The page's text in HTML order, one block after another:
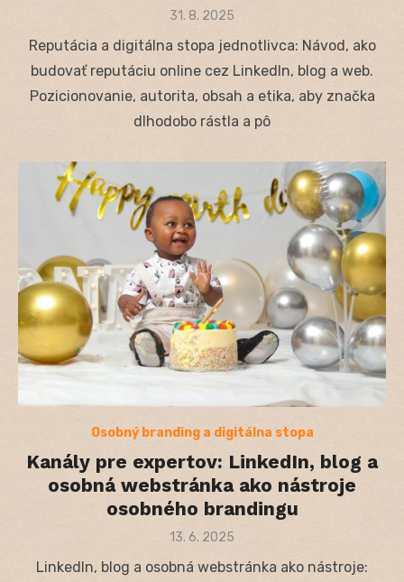
Posted
31. 8. 2025
Reputácia a digitálna stopa jednotlivca: Návod, ako
budovať reputáciu online cez LinkedIn, blog a web.
Pozicionovanie, autorita, obsah a etika, aby značka
dlhodobo rástla a pô
Osobný branding a digitálna stopa
Kanály pre expertov: LinkedIn, blog a
osobná webstránka ako nástroje
osobného brandingu
Posted
13. 6. 2025
LinkedIn, blog a osobná webstránka ako nástroje: